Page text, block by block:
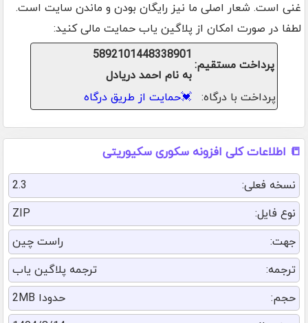
غنی است. شعار اصلی ما نیز رایگان بودن و ماندن سایت است.
لطفا در صورت امکان از پلاگین یاب حمایت مالی کنید:
پرداخت مستقیم:
5892101448338901
به نام احمد دریادل
پرداخت با درگاه:
💓حمایت از طریق درگاه
📒 اطلاعات کلی افزونه سکوری سکیوریتی
نسخه فعلی:
2.3
نوع فایل:
ZIP
جهت:
راست چین
ترجمه:
ترجمه پلاگین یاب
حجم:
حدودا 2MB